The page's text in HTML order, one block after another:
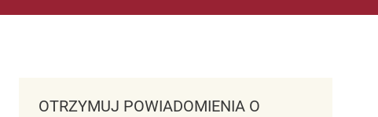
OTRZYMUJ POWIADOMIENIA O